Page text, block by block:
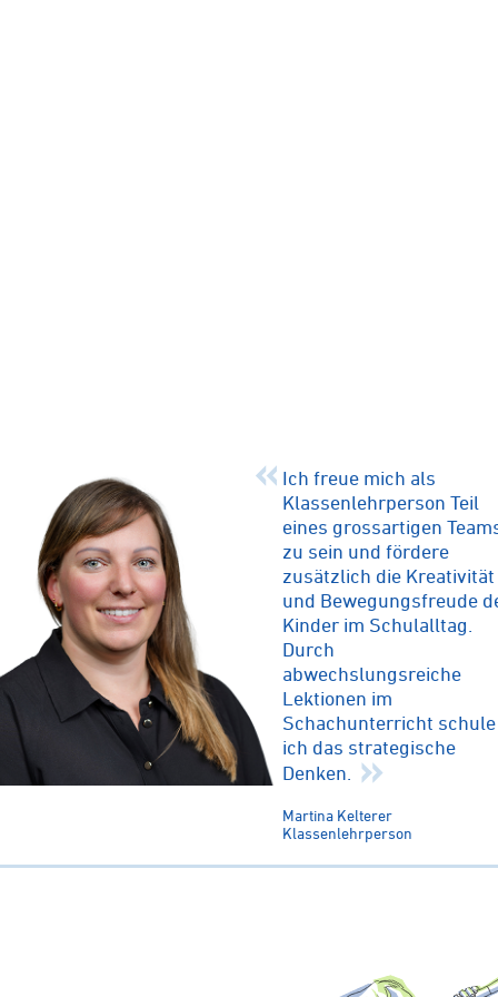
Ich freue mich als
Klassenlehrperson Teil
eines grossartigen
zu sein und fördere
zusätzlich die Kreativität
und Bewegungsfreude
Kinder im Schulalltag.
Durch
abwechslungsreiche
Lektionen im
Schachunterricht schule
ich das strategische
Denken.
Martina Kelterer
Klassenlehrperson